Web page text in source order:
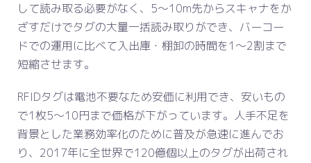
して読み取る必要がなく、5～10m先からスキャナをか
ざすだけでタグの大量一括読み取りができ、バーコー
ドでの運用に比べて入出庫・棚卸の時間を1～2割まで
短縮させます。
RFIDタグは電池不要なため安価に利用でき、安いもの
で1枚5～10円まで価格が下がっています。人手不足を
背景とした業務効率化のために普及が急速に進んでお
り、2017年に全世界で120億個以上のタグが出荷され